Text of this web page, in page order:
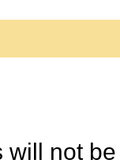
will not